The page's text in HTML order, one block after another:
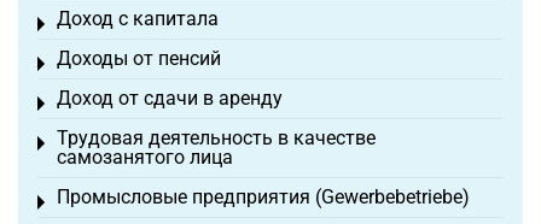
Доход с капитала
Toggle menu
Доходы от пенсий
Toggle menu
Доход от сдачи в аренду
Toggle menu
Трудовая деятельность в качестве
самозанятого лица
Toggle menu
Промысловые предприятия (Gewerbebetriebe)
Toggle menu